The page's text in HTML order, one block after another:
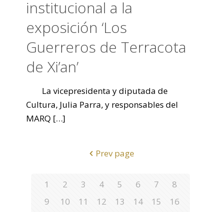
institucional a la
exposición ‘Los
Guerreros de Terracota
de Xi’an’
La vicepresidenta y diputada de
Cultura, Julia Parra, y responsables del
MARQ […]
Prev page
1 2 3 4 5 6 7
8
9
10 11 12 13 14 15
16